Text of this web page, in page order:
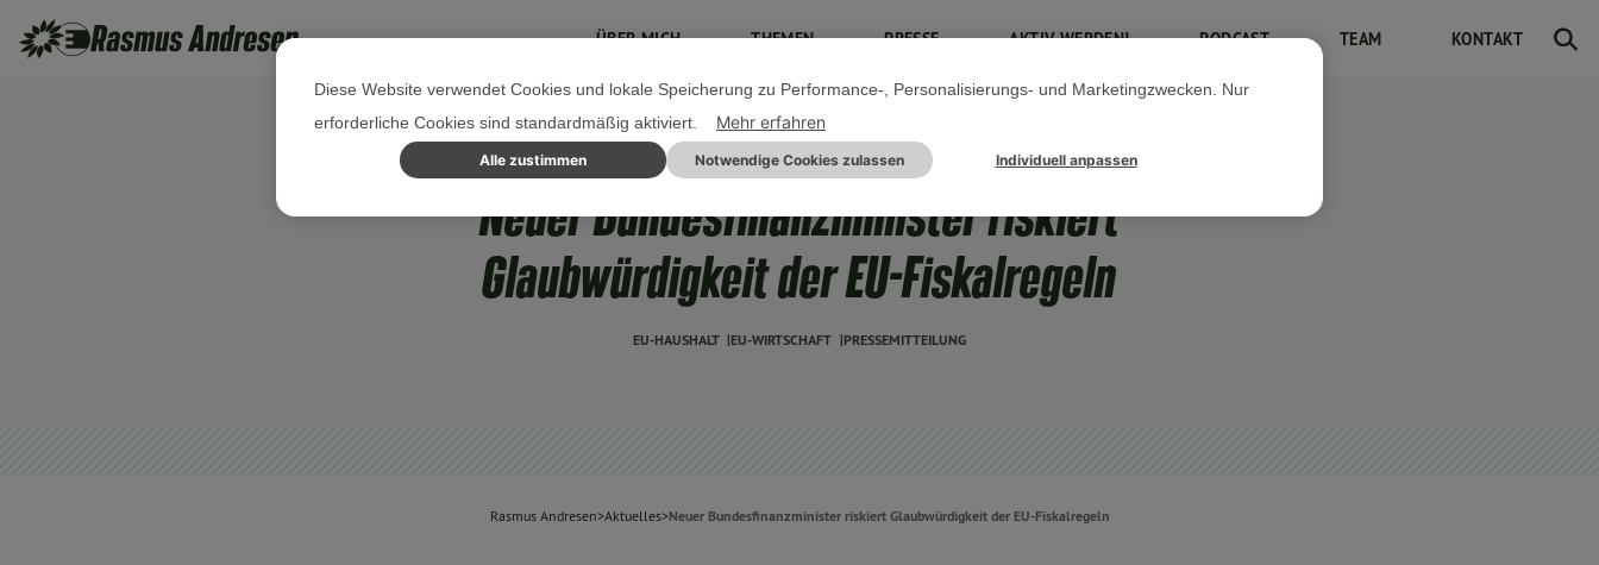
ÜBER MICH THEMEN PRESSE AKTIV WERDEN! PODCAST TEAM KONTAKT
13. MAI 2025
Neuer Bundesfinanzminister riskiert
Glaubwürdigkeit der EU-Fiskalregeln
EU-HAUSHALT EU-WIRTSCHAFT PRESSEMITTEILUNG
Rasmus Andresen>Aktuelles>Neuer Bundesfinanzminister riskiert Glaubwürdigkeit der EU-Fiskalregeln
Diese Website verwendet Cookies und lokale Speicherung zu Performance-, Personalisierungs- und Marketingzwecken. Nur
erforderliche Cookies sind standardmäßig aktiviert.
Mehr erfahren
Alle zustimmen Notwendige Cookies zulassen Individuell anpassen